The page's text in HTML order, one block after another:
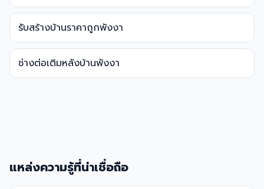
รับสร้างบ้านราคาถูกพังงา
ช่างต่อเติมหลังบ้านพังงา
แหล่งความรู้ที่น่าเชื่อถือ